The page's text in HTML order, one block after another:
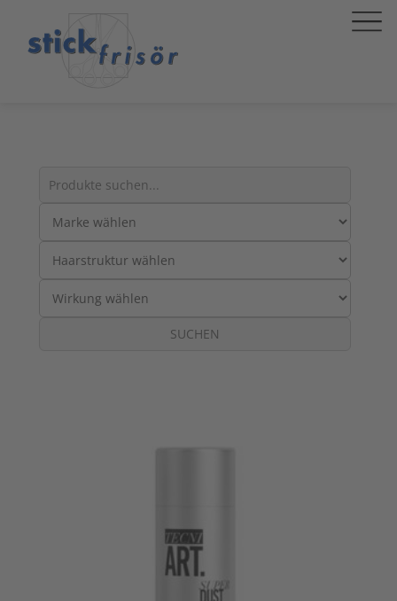
Suche
Produkten:
SUCHEN